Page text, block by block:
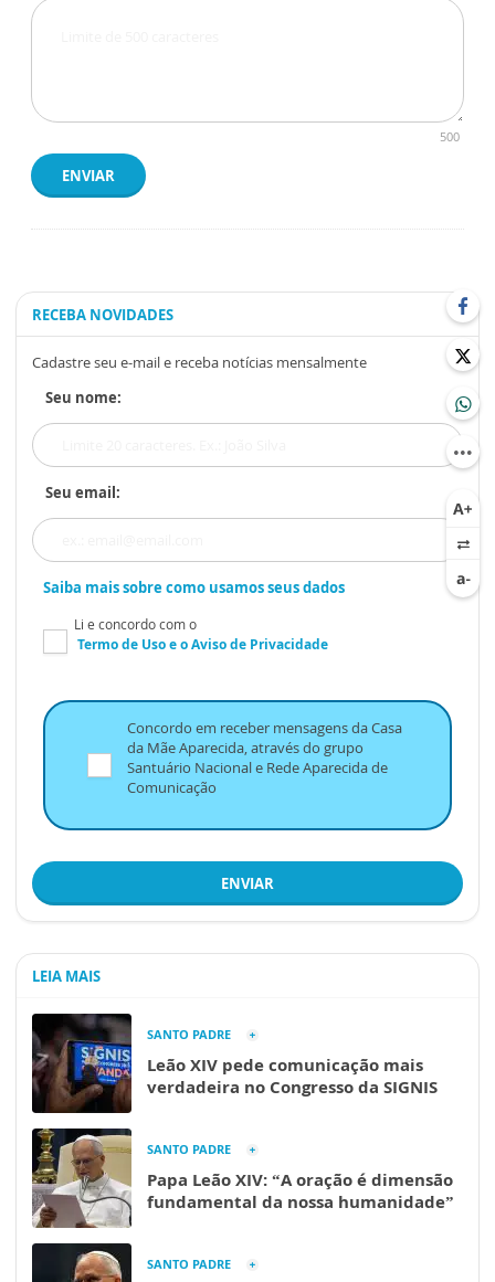
500
ENVIAR
RECEBA NOVIDADES
Cadastre seu e-mail e receba notícias mensalmente
Seu nome:
Seu email:
Saiba mais sobre como usamos seus dados
Li e concordo com o
Termo de Usoe oAviso de Privacidade
Concordo em receber mensagens da Casa
da Mãe Aparecida, através do grupo
Santuário Nacional e Rede Aparecida de
Comunicação
ENVIAR
LEIA MAIS
SANTO PADRE
Leão XIV pede comunicação mais
verdadeira no Congresso da SIGNIS
SANTO PADRE
Papa Leão XIV: “A oração é dimensão
fundamental da nossa humanidade”
SANTO PADRE